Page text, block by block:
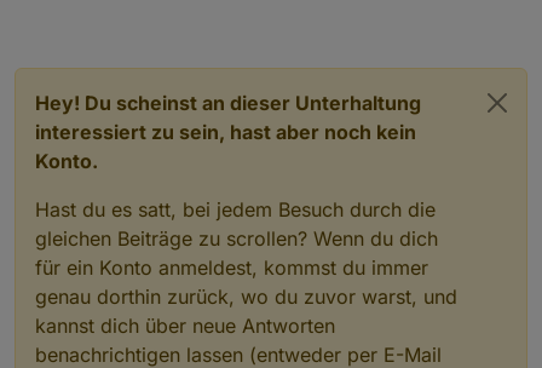
Hey! Du scheinst an dieser Unterhaltung
interessiert zu sein, hast aber noch kein
Konto.
Hast du es satt, bei jedem Besuch durch die
gleichen Beiträge zu scrollen? Wenn du dich
für ein Konto anmeldest, kommst du immer
genau dorthin zurück, wo du zuvor warst, und
kannst dich über neue Antworten
benachrichtigen lassen (entweder per E-Mail